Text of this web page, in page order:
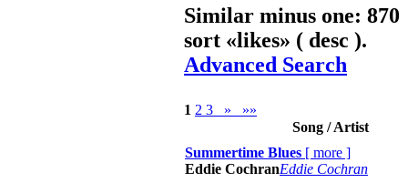
Similar minus one: 870
sort «likes» ( desc ).
Advanced Search
1 2 3 »
»»
Song / Artist
Summertime Blues [ more ]
Eddie CochranEddie Cochran